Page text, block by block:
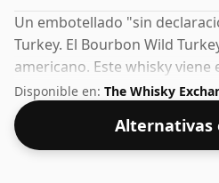
Un embotellado "sin
Turkey. El Bourbon Wild
americano. Este whisky viene
se embotelló con una
Disponible en: The Whisky
Alternativas